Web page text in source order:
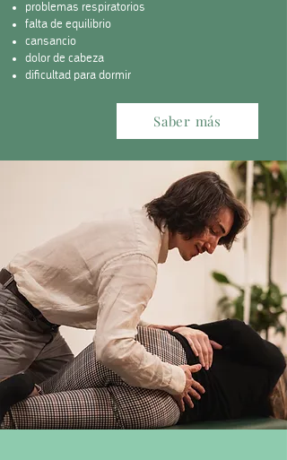
problemas respiratorios
falta de equilibrio
cansancio
dolor de cabeza
dificultad para dormir
Saber más